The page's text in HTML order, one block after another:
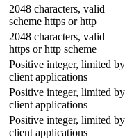
2048 characters, valid
scheme https or http
2048 characters, valid
https or http scheme
Positive integer, limited by
client applications
Positive integer, limited by
client applications
Positive integer, limited by
client applications